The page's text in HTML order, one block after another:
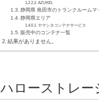
AZUKEL
静岡県 島田市のトランクルームマ
静岡県エリア
ヤマシタコンテナサービス
販売中のコンテナ一覧
結果がありません。
ハローストレー